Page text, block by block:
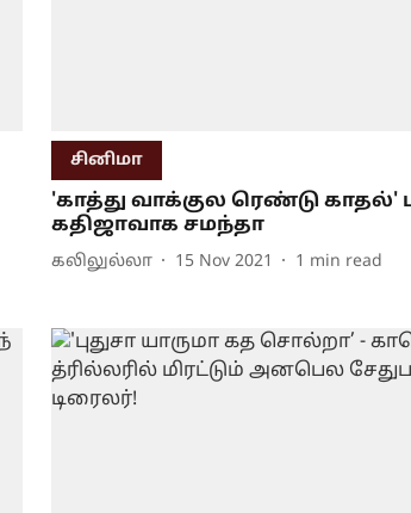
சினிமா
'காத்து வாக்குல ரெண்டு காதல்'
கதிஜாவாக சமந்தா
கலிலுல்லா 15 Nov 2021 1 min read